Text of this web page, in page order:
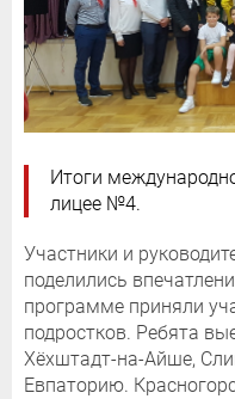
Итоги
лицее №4.
Участники и
поделились
программе приняли
подростков. Ребята
Хёхштадт-на-Айше,
Евпаторию.